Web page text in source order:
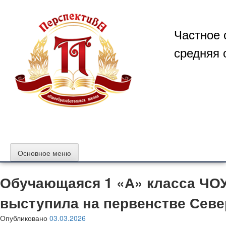
содержимому
Частное
средняя
Основное меню
Обучающаяся 1 «А» класса
выступила на первенстве
Опубликовано 03.03.2026